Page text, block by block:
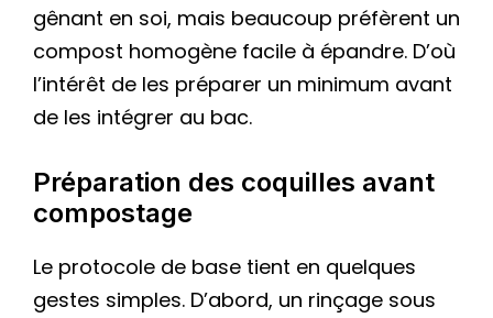
gênant en soi, mais beaucoup préfèrent un
compost homogène facile à épandre. D’où
l’intérêt de les préparer un minimum avant
de les intégrer au bac.
Préparation des coquilles avant
compostage
Le protocole de base tient en quelques
gestes simples. D’abord, un rinçage sous